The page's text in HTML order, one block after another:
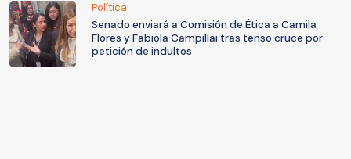
Política
Senado enviará a Comisión de Ética a Camila
Flores y Fabiola Campillai tras tenso cruce por
petición de indultos